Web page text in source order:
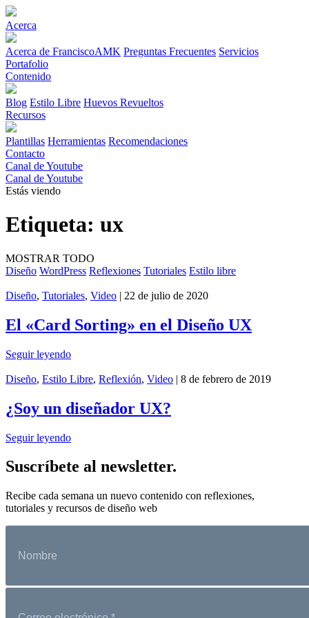
Acerca
Acerca de FranciscoAMK Preguntas Frecuentes Servicios
Portafolio
Contenido
Blog Estilo Libre Huevos Revueltos
Recursos
Plantillas Herramientas Recomendaciones
Contacto
Canal de Youtube
Canal de Youtube
Estás viendo
Etiqueta: ux
MOSTRAR TODO
Diseño WordPress Reflexiones Tutoriales Estilo libre
Diseño, Tutoriales, Video | 22 de julio de 2020
El «Card Sorting» en el Diseño UX
Seguir leyendo
Diseño, Estilo Libre, Reflexión, Video | 8 de febrero de 2019
¿Soy un diseñador UX?
Seguir leyendo
Suscríbete al newsletter.
Recibe cada semana un nuevo contenido con reflexiones,
tutoriales y recursos de diseño web